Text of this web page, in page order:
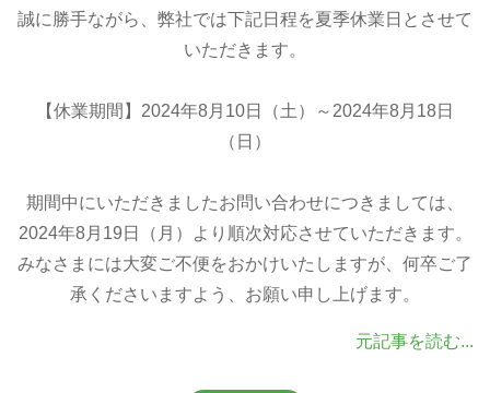
誠に勝手ながら、弊社では下記日程を夏季休業日とさせて
いただきます。
【休業期間】2024年8月10日（土）～2024年8月18日
（日）
期間中にいただきましたお問い合わせにつきましては、
2024年8月19日（月）より順次対応させていただきます。
みなさまには大変ご不便をおかけいたしますが、何卒ご了
承くださいますよう、お願い申し上げます。
元記事を読む...